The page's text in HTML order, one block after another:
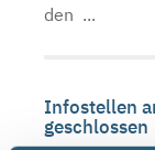
den ...
Infostellen
geschlossen